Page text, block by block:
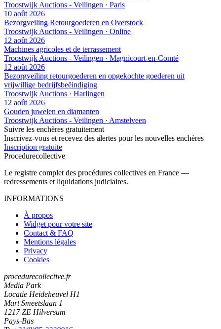
Troostwijk Auctions - Veilingen · Paris
10 août 2026
Bezorgveiling Retourgoederen en Overstock
Troostwijk Auctions - Veilingen · Online
12 août 2026
Machines agricoles et de terrassement
Troostwijk Auctions - Veilingen · Magnicourt-en-Comté
12 août 2026
Bezorgveiling retourgoederen en opgekochte goederen uit
vrijwillige bedrijfsbeëindiging
Troostwijk Auctions · Harlingen
12 août 2026
Gouden juwelen en diamanten
Troostwijk Auctions - Veilingen · Amstelveen
Suivre les enchères gratuitement
Inscrivez-vous et recevez des alertes pour les nouvelles enchères
Inscription gratuite
Procedurecollective
Le registre complet des procédures collectives en France —
redressements et liquidations judiciaires.
INFORMATIONS
À propos
Widget pour votre site
Contact & FAQ
Mentions légales
Privacy
Cookies
procedurecollective.fr
Media Park
Locatie Heideheuvel H1
Mart Smeetslaan 1
1217 ZE Hilversum
Pays-Bas